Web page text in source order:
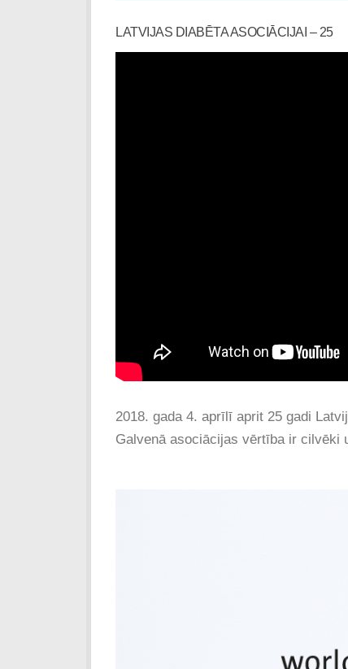
LATVIJAS DIABĒTA ASOCIĀCIJAI – 25
2018. gada 4. aprīlī aprit 25 gadi
Galvenā asociācijas vērtība ir cilvēki